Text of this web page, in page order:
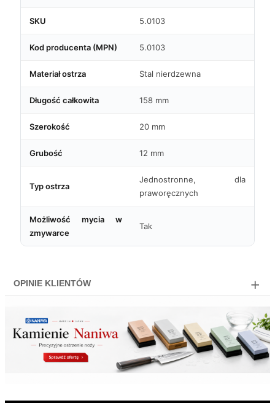
SKU 5.0103
Kod producenta (MPN) 5.0103
Materiał ostrza Stal nierdzewna
Długość całkowita 158 mm
Szerokość 20 mm
Grubość 12 mm
Typ ostrza
Jednostronne, dla
praworęcznych
Możliwość mycia w
zmywarce
Tak
OPINIE KLIENTÓW